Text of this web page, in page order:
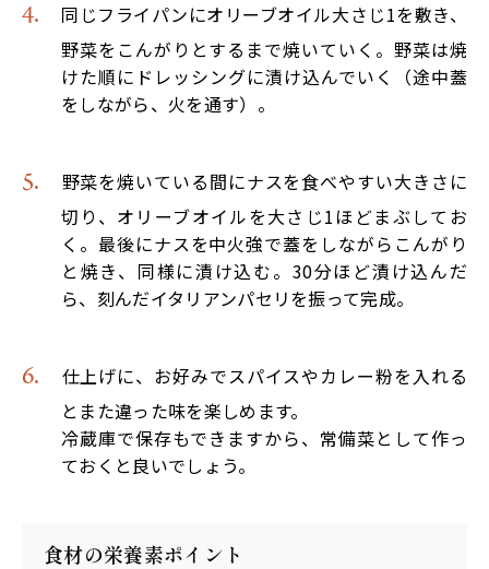
同じフライパンにオリーブオイル大さじ1を敷き、
野菜をこんがりとするまで焼いていく。野菜は焼
けた順にドレッシングに漬け込んでいく（途中蓋
をしながら、火を通す）。
野菜を焼いている間にナスを食べやすい大きさに
切り、オリーブオイルを大さじ1ほどまぶしてお
く。最後にナスを中火強で蓋をしながらこんがり
と焼き、同様に漬け込む。30分ほど漬け込んだ
ら、刻んだイタリアンパセリを振って完成。
仕上げに、お好みでスパイスやカレー粉を入れる
とまた違った味を楽しめます。
冷蔵庫で保存もできますから、常備菜として作っ
ておくと良いでしょう。
食材の栄養素ポイント